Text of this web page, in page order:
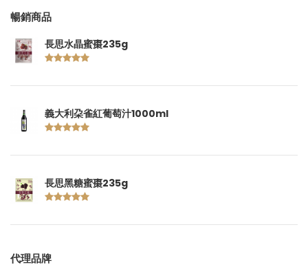
暢銷商品
長思水晶蜜棗235g
義大利朶雀紅葡萄汁1000ml
長思黑糖蜜棗235g
代理品牌